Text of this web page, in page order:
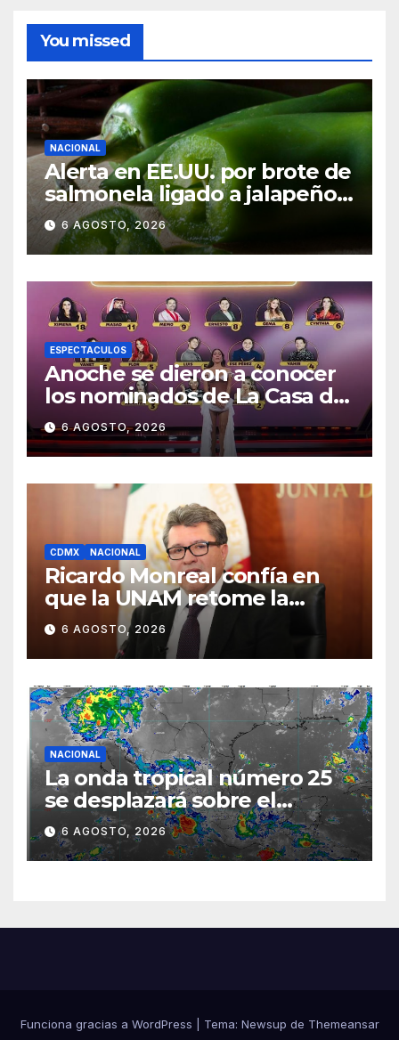
You missed
NACIONAL
Alerta en EE.UU. por brote de
salmonela ligado a jalapeños
mexicanos; reportan 345
casos
6 AGOSTO, 2026
ESPECTACULOS
Anoche se dieron a conocer
los nominados de La Casa de
los Famosos México 2026 en
la segunda semana
6 AGOSTO, 2026
CDMX NACIONAL
Ricardo Monreal confía en
que la UNAM retome la
normalidad e inicie el
semestre mediante el
diálogo
6 AGOSTO, 2026
NACIONAL
La onda tropical número 25
se desplazará sobre el
sureste mexicano
6 AGOSTO, 2026
Funciona gracias a WordPress Tema: Newsup de Themeansar